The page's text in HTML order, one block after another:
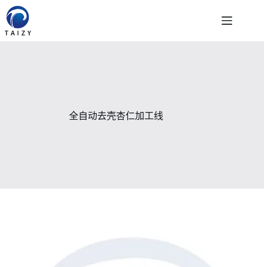
至
内
全自动去壳杏仁加工线